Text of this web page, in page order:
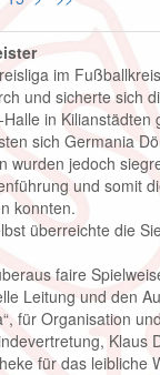
im
und sicherte sich
in Kilianstädten
sich Germania
wurden jedoch
und somit
konnten.
überreichte die
faire
Leitung und den
für Organisation
Klaus
für das leibliche